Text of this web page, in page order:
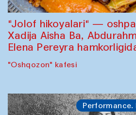
"Jolof hikoyalari" —
Xadija Aisha Ba,
Elena Pereyra
"Oshqozon" kafesi
Performance.